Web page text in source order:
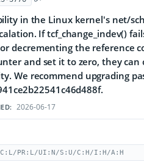
in the Linux kernel's net/
If tcf_change_indev()
decrementing the reference
and set it to zero, they
We recommend upgrading
2026-06-17
PR:L/UI:N/S:U/C:H/I:H/A:H